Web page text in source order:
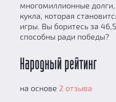
многомиллионные
кукла, которая
игры. Вы боритесь за
способны ради победы?
Народный рейтинг
на основе 2 отзыва